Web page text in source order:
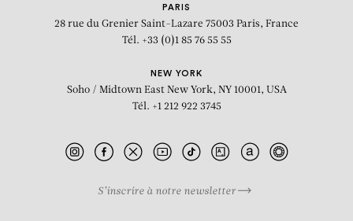
PARIS
28 rue du Grenier Saint-Lazare 75003 Paris, France
Tél. +33 (0)1 85 76 55 55
NEW YORK
Soho / Midtown East New York, NY 10001, USA
Tél. +1 212 922 3745
S’inscrire à notre newsletter